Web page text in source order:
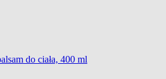
do ciała, 400 ml